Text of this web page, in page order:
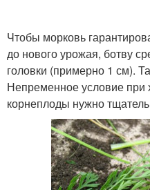
Чтобы морковь
до нового урожая, ботву
головки (примерно 1 см).
Непременное условие при
корнеплоды нужно